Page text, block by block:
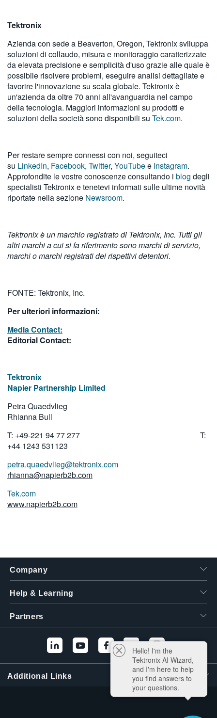
Tektronix
Azienda con sede a Beaverton, Oregon, Tektronix sviluppa
soluzioni di collaudo, misura e monitoraggio caratterizzate
da elevata precisione e semplicità d'uso grazie alle quale è
possibile risolvere problemi, eseguire analisi dettagliate e
favorire l'innovazione su scala globale. Tektronix è
un'azienda da oltre 70 anni all'avanguardia nel campo
della tecnologia. Maggiori informazioni su prodotti e
soluzioni della società sono disponibili su Tek.com.
Per restare sempre connessi con noi, seguiteci
su LinkedIn, Facebook, Twitter, YouTubee Instagram.
Approfondite le vostre conoscenze consultando i blog degli
specialisti Tektronix e tenetevi informati sulle ultime novità
riportate nella sezione Newsroom.
Tektronix è un marchio registrato di Tektronix, Inc. Tutti gli
altri marchi a cui si fa riferimento sono marchi di servizio,
marchi o marchi registrati dei rispettivi detentori.
FONTE: Tektronix, Inc.
Per ulteriori informazioni:
Media Contact:
Editorial Contact:
Tektronix
Napier Partnership Limited
Petra Quaedvlieg
Rhianna Bull
T: +49-221 94 77 277 T:
+44 1243 531123
petra.quaedvlieg@tektronix.com
rhianna@napierb2b.com
Tek.com
www.napierb2b.com
Company
Help & Learning
Partners
Additional Links
Hello! I'm the
Tektronix AI Wizard,
and I'm here to help
you find answers to
your questions.